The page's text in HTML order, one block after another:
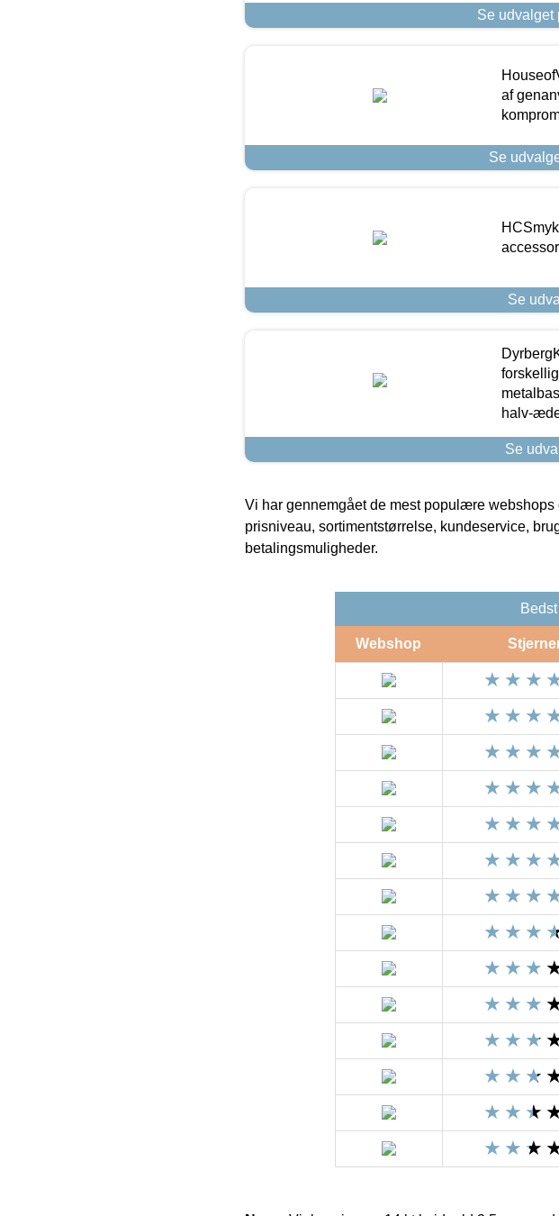
Se udvalget
af
Se
Se
halv-
Se
Vi har gennemgået de mest populære
prisniveau, sortimentstørrelse, kundeservice,
betalingsmuligheder.
Webshop